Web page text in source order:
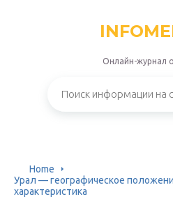
Онлайн-журнал
Home
Урал — географическое
характеристика